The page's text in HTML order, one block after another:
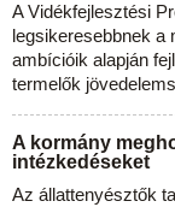
A Vidékfejlesztési
legsikeresebbnek a
ambícióik alapján
termelők
A kormány
intézkedéseket
Az állattenyésztők